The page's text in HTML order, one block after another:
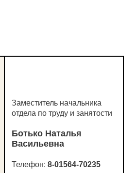
Заместитель начальника
отдела по труду и занятости
Ботько Наталья
Васильевна
Телефон: 8-01564-70235